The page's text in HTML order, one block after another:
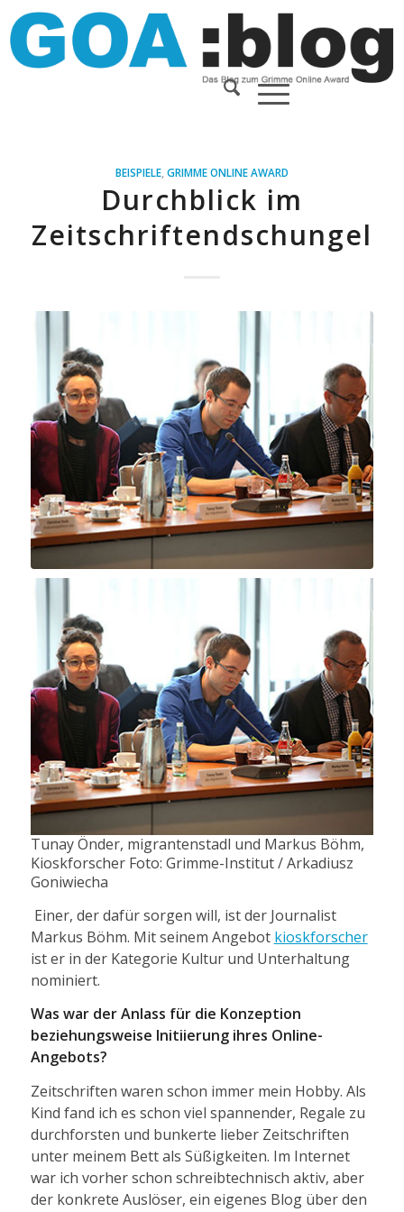
BEISPIELE, GRIMME ONLINE AWARD
Durchblick im
Zeitschriftendschungel
Tunay Önder, migrantenstadl und Markus Böhm,
Kioskforscher Foto: Grimme-Institut / Arkadiusz
Goniwiecha
Einer, der dafür sorgen will, ist der Journalist
Markus Böhm. Mit seinem Angebot kioskforscher
ist er in der Kategorie Kultur und Unterhaltung
nominiert.
Was war der Anlass für die Konzeption
beziehungsweise Initiierung ihres Online-
Angebots?
Zeitschriften waren schon immer mein Hobby. Als
Kind fand ich es schon viel spannender, Regale zu
durchforsten und bunkerte lieber Zeitschriften
unter meinem Bett als Süßigkeiten. Im Internet
war ich vorher schon schreibtechnisch aktiv, aber
der konkrete Auslöser, ein eigenes Blog über den